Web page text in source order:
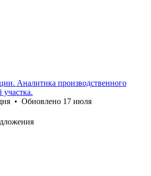
Аналитика производственного
• Обновлено 17 июля